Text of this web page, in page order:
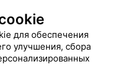
для обеспечения
улучшения, сбора